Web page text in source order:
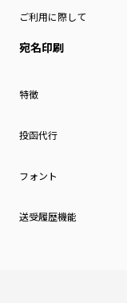
ご利用に際して
宛名印刷
特徴
投函代行
フォント
送受履歴機能